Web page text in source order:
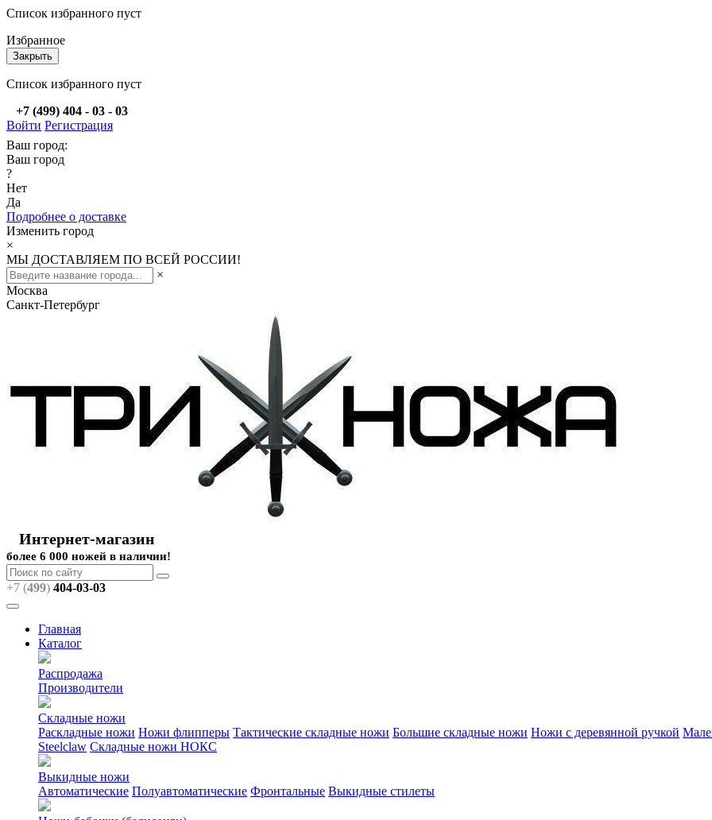
Список избранного пуст
Избранное
Закрыть
Список избранного пуст
+7 (499) 404 - 03 - 03
Войти Регистрация
Ваш город:
Ваш город
?
Нет
Да
Подробнее о доставке
Изменить город
×
МЫ ДОСТАВЛЯЕМ ПО ВСЕЙ РОССИИ!
×
Москва
Санкт-Петербург
Интернет-магазин
более 6 000 ножей в наличии!
+7 (499) 404-03-03
Главная
Каталог
Распродажа
Производители
Складные ножи
Раскладные ножи Ножи флипперы Тактические складные ножи Большие складные ножи Ножи с деревянной ручкой
Steelclaw Складные ножи НОКС
Выкидные ножи
Автоматические Полуавтоматические Фронтальные Выкидные стилеты